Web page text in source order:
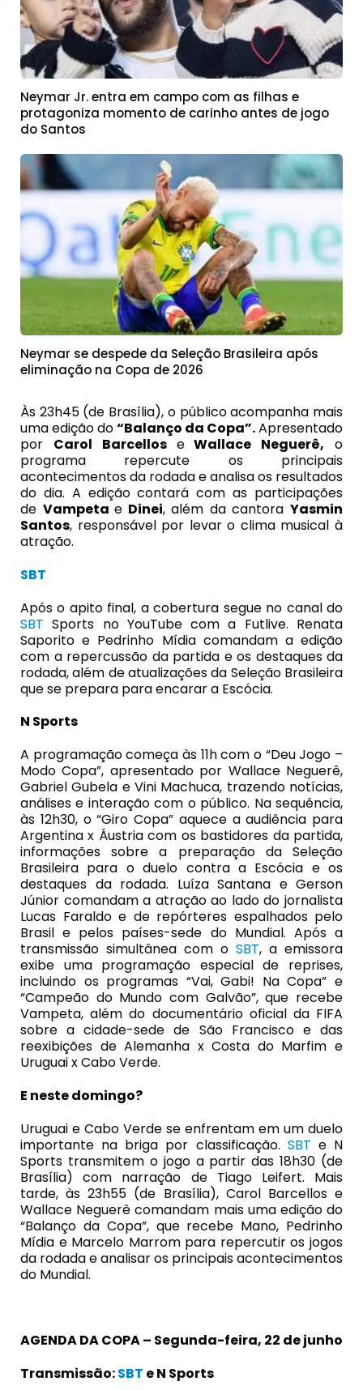
Neymar Jr. entra em campo com as filhas e
protagoniza momento de carinho antes de jogo
do Santos
Neymar se despede da Seleção Brasileira após
eliminação na Copa de 2026
Às 23h45 (de Brasília), o público acompanha mais
uma edição do“Balanço da Copa”.Apresentado
por Carol Barcellos eWallace Neguerê, o
programa repercute os principais
acontecimentos da rodada e analisa os resultados
do dia. A edição contará com as participações
de Vampetae Dinei, além da cantoraYasmin
Santos, responsável por levar o clima musical à
atração.
SBT
Após o apito final, a cobertura segue no canal do
SBT Sports no YouTube com a Futlive. Renata
Saporito e Pedrinho Mídia comandam a edição
com a repercussão da partida e os destaques da
rodada, além de atualizações da Seleção Brasileira
que se prepara para encarar a Escócia.
N Sports
A programação começa às 11h com o “Deu Jogo –
Modo Copa”, apresentado por Wallace Neguerê,
Gabriel Gubela e Vini Machuca, trazendo notícias,
análises e interação com o público. Na sequência,
às 12h30, o “Giro Copa” aquece a audiência para
Argentina x Áustria com os bastidores da partida,
informações sobre a preparação da Seleção
Brasileira para o duelo contra a Escócia e os
destaques da rodada. Luíza Santana e Gerson
Júnior comandam a atração ao lado do jornalista
Lucas Faraldo e de repórteres espalhados pelo
Brasil e pelos países-sede do Mundial. Após a
transmissão simultânea com o SBT, a emissora
exibe uma programação especial de reprises,
incluindo os programas “Vai, Gabi! Na Copa” e
“Campeão do Mundo com Galvão”, que recebe
Vampeta, além do documentário oficial da FIFA
sobre a cidade-sede de São Francisco e das
reexibições de Alemanha x Costa do Marfim e
Uruguai x Cabo Verde.
E neste domingo?
Uruguai e Cabo Verde se enfrentam em um duelo
importante na briga por classificação. SBT e N
Sports transmitem o jogo a partir das 18h30 (de
Brasília) com narração de Tiago Leifert. Mais
tarde, às 23h55 (de Brasília), Carol Barcellos e
Wallace Neguerê comandam mais uma edição do
“Balanço da Copa”, que recebe Mano, Pedrinho
Mídia e Marcelo Marrom para repercutir os jogos
da rodada e analisar os principais acontecimentos
do Mundial.
AGENDA DA COPA – Segunda-feira, 22 de junho
Transmissão:SBT e N Sports